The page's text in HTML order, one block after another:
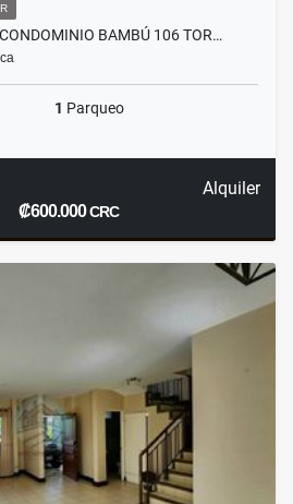
BAMBÚ 106 TOR…
1 Parqueo
Alquiler
₡600.000CRC